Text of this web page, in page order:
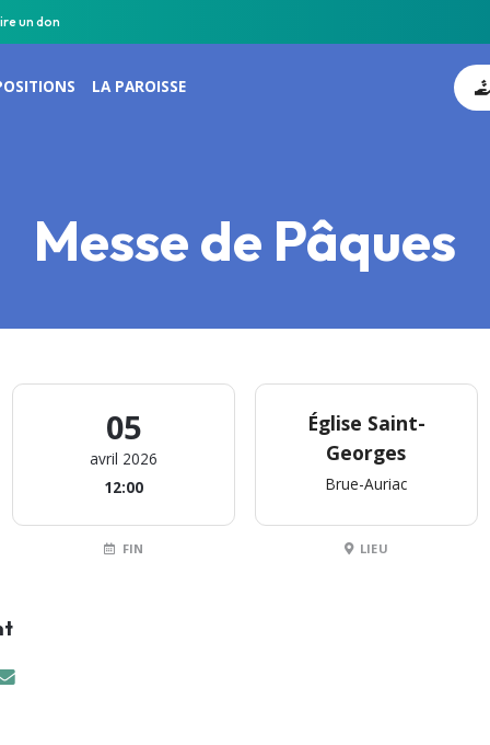
un don
LA PAROISSE
Messe de Pâques
05
avril 2026
12:00
FIN
Église Saint-
Georges
Brue-Auriac
LIEU